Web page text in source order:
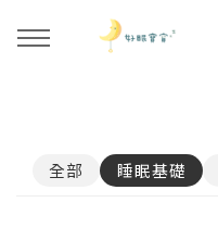
關於好眠師
好眠師認證班
諮詢服務
好眠學苑
全部 睡眠基礎